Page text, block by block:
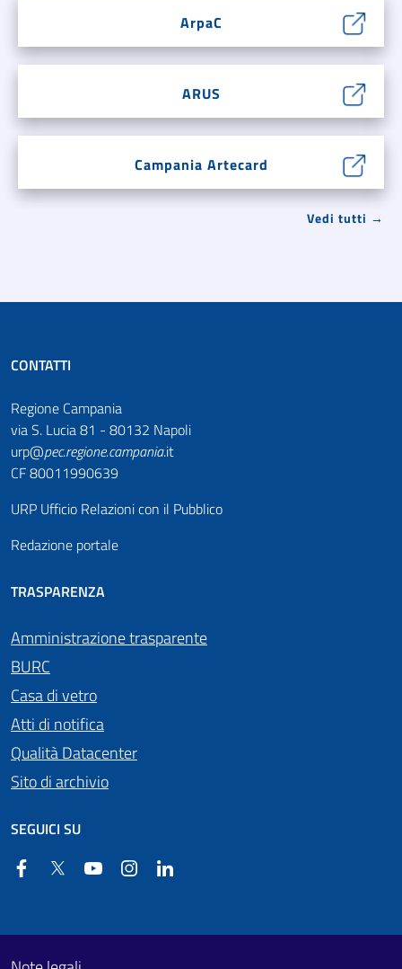
ArpaC
ARUS
Campania Artecard
Vedi tutti →
CONTATTI
Regione Campania
via S. Lucia 81 - 80132 Napoli
urp@pec.regione.campania.it
CF 80011990639
URP Ufficio Relazioni con il Pubblico
Redazione portale
TRASPARENZA
Amministrazione trasparente
BURC
Casa di vetro
Atti di notifica
Qualità Datacenter
Sito di archivio
SEGUICI SU
FacebookTwitter YouTube Instagram
Footer First
Useful links section